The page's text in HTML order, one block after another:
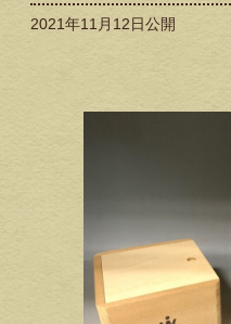
2021年11月12日公開